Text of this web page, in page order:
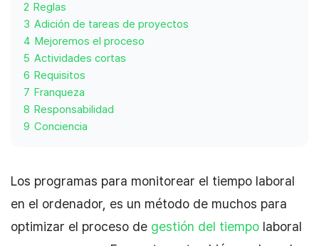
2 Reglas
3 Adición de tareas de proyectos
4 Mejoremos el proceso
5 Actividades cortas
6 Requisitos
7 Franqueza
8 Responsabilidad
9 Conciencia
Los programas para monitorear el tiempo laboral
en el ordenador, es un método de muchos para
optimizar el proceso de gestión del tiempo laboral